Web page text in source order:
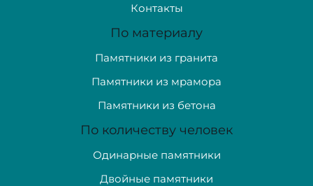
Контакты
По материалу
Памятники из гранита
Памятники из мрамора
Памятники из бетона
По количеству человек
Одинарные памятники
Двойные памятники